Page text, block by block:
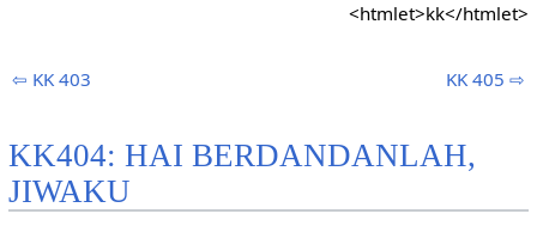
<htmlet>kk</htmlet>
⇦ KK 403 KK 405 ⇨
KK404: HAI BERDANDANLAH,
JIWAKU